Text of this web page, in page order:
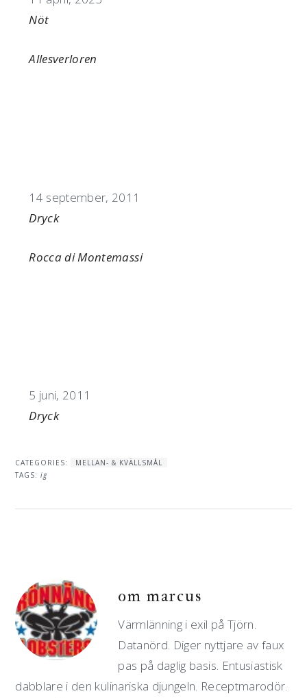
I relation till
Nöt
Allesverloren
Datum
14 september, 2011
I relation till
Dryck
Rocca di Montemassi
Datum
5 juni, 2011
I relation till
Dryck
CATEGORIES:
MELLAN- & KVÄLLSMÅL
TAGS:ig
ommarcus
Värmlänning i exil på Tjörn.
Datanörd. Diger nyttjare av faux
pas på daglig basis. Entusiastisk
dabblare i den kulinariska djungeln. Receptmarodör.